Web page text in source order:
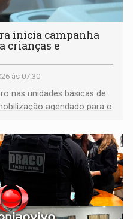
inicia campanha
crianças e
às 07:30
nas unidades básicas de
agendado para o